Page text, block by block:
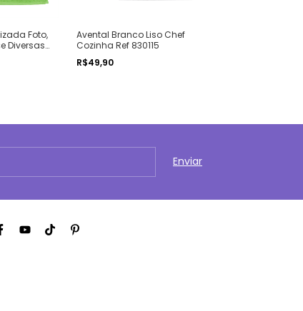
Foto,
Diversas
Avental Branco Liso Chef
Cozinha Ref 830115
R$49,90